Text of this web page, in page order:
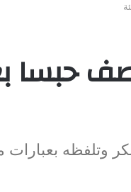
وتلفظه بعبارات